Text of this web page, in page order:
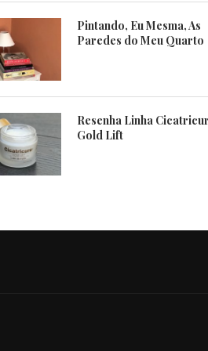
Pintando, Eu Mesma, As
Paredes do Meu Quarto
Resenha Linha
Gold Lift